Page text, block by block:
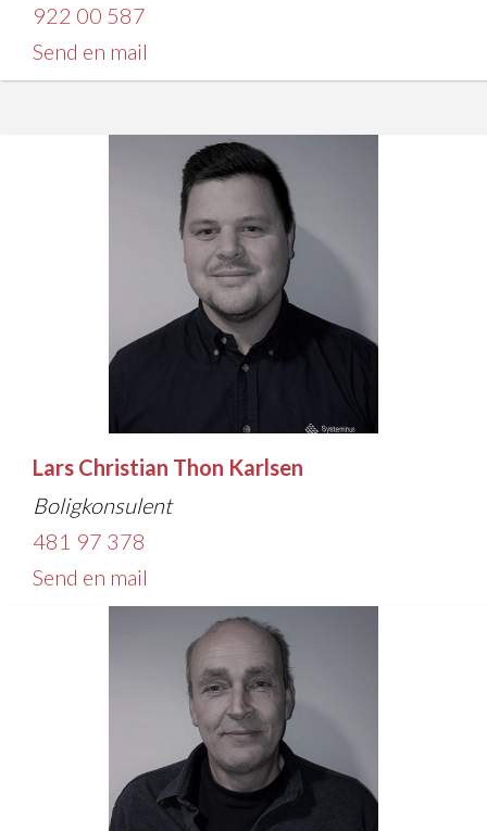
922 00 587
Send en mail
Lars Christian Thon Karlsen
Boligkonsulent
481 97 378
Send en mail